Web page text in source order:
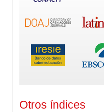
Otros índices